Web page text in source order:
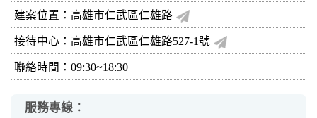
建案位置：高雄市仁武區仁雄路
接待中心：高雄市仁武區仁雄路527-1號
聯絡時間：09:30~18:30
服務專線：